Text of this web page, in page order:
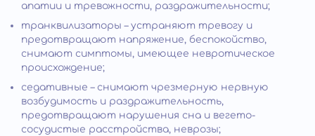
апатии и тревожности, раздражительности;
транквилизаторы – устраняют тревогу и
предотвращают напряжение, беспокойство,
снимают симптомы, имеющее невротическое
происхождение;
седативные – снимают чрезмерную нервную
возбудимость и раздражительность,
предотвращают нарушения сна и вегето-
сосудистые расстройства, неврозы;